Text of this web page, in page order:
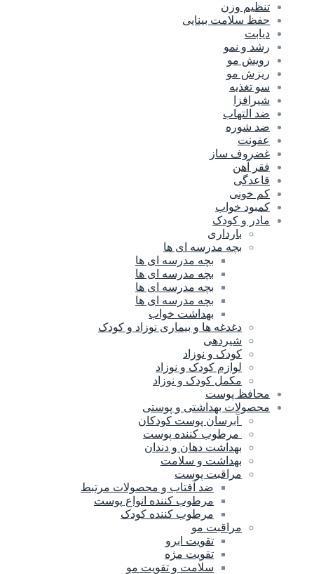
تنظیم وزن
حفظ سلامت بینایی
دیابت
رشد و نمو
رویش مو
ریزش مو
سو تغذیه
شیرافزا
ضد التهاب
ضد شوره
عفونت
غضروف ساز
فقر آهن
قاعدگی
کم خونی
کمبود خواب
مادر و کودک
بارداری
بچه مدرسه ای ها
بچه مدرسه اى ها
بچه مدرسه ای ها
بچه مدرسه ای ها
بچه مدرسه ای ها
بهداشت خواب
دغدغه ها و بیماری نوزاد و کودک
شیردهی
کودک و نوزاد
لوازم کودک و نوزاد
مکمل کودک و نوزاد
محافظ پوست
محصولات بهداشتی و پوستی
آبرسان پوست کودکان
مرطوب کننده پوست
بهداشت دهان و دندان
بهداشت و سلامت
مراقبت پوست
ضد آفتاب و محصولات مرتبط
مرطوب کننده انواع پوست
مرطوب کننده کودک
مراقبت مو
تقویت ابرو
تقویت مژه
سلامت و تقویت مو